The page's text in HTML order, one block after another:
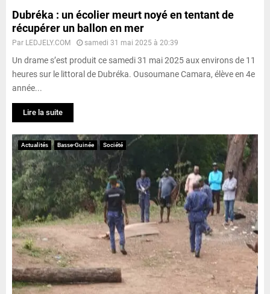
Dubréka : un écolier meurt noyé en tentant de
récupérer un ballon en mer
Par LEDJELY.COM samedi 31 mai 2025 à 20:39
Un drame s’est produit ce samedi 31 mai 2025 aux environs de 11
heures sur le littoral de Dubréka. Ousoumane Camara, élève en 4e
année...
Lire la suite
Actualités Basse-Guinée Société